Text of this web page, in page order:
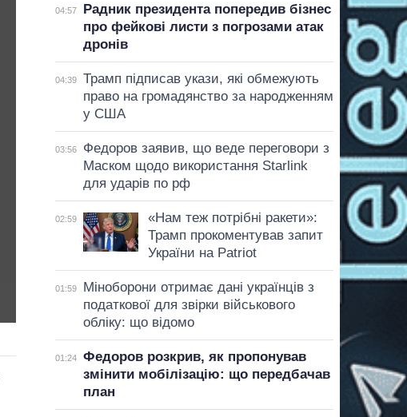
04:57
Радник президента попередив бізнес
про фейкові листи з погрозами атак
дронів
04:39
Трамп підписав укази, які обмежують
право на громадянство за народженням
у США
03:56
Федоров заявив, що веде переговори з
Маском щодо використання Starlink
для ударів по рф
02:59
«Нам теж потрібні ракети»:
Трамп прокоментував запит
України на Patriot
01:59
Міноборони отримає дані українців з
податкової для звірки військового
обліку: що відомо
01:24
Федоров розкрив, як пропонував
змінити мобілізацію: що передбачав
план